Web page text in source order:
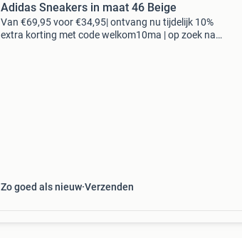
Adidas Sneakers in maat 46 Beige
Van €69,95 voor €34,95| ontvang nu tijdelijk 10%
extra korting met code welkom10ma | op zoek naar
Zo goed als nieuw Verzenden